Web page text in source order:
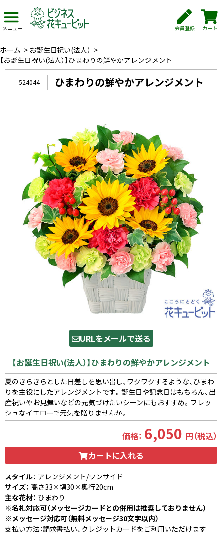
メニュー 会員登録 カート
ホーム > お誕生日祝い(法人） >
【お誕生日祝い(法人）】ひまわりの鮮やかアレンジメント
524044 ひまわりの鮮やかアレンジメント
URLをメールで送る
【お誕生日祝い(法人）】ひまわりの鮮やかアレンジメント
夏のきらきらとした日差しを思い出し、ワクワクするような、ひまわ
りを主役にしたアレンジメントです。誕生日や記念日はもちろん、出
産祝いやお見舞いなどの元気づけたいシーンにもおすすめ。フレッ
シュなイエローで元気を贈りませんか。
価格： 6,050 円（税込）
カートに入れる
スタイル： アレンジメント/ワンサイド
サイズ： 高さ33×幅30×奥行20cm
主な花材： ひまわり
※名札対応可（メッセージカードとの併用は推奨しておりません）
※メッセージ対応可（無料メッセージ30文字以内）
支払い方法：請求書払い、クレジットカードをご利用いただけます